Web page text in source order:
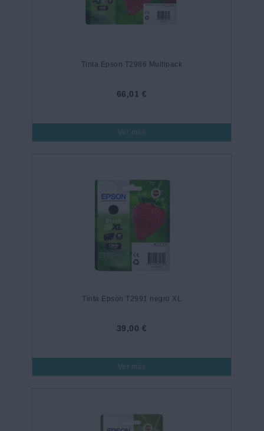
Tinta Epson T2986 Multipack
66,01 €
Ver más
Tinta Epson T2991 negro XL
39,00 €
Ver más